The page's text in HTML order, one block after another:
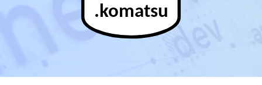
.komatsu